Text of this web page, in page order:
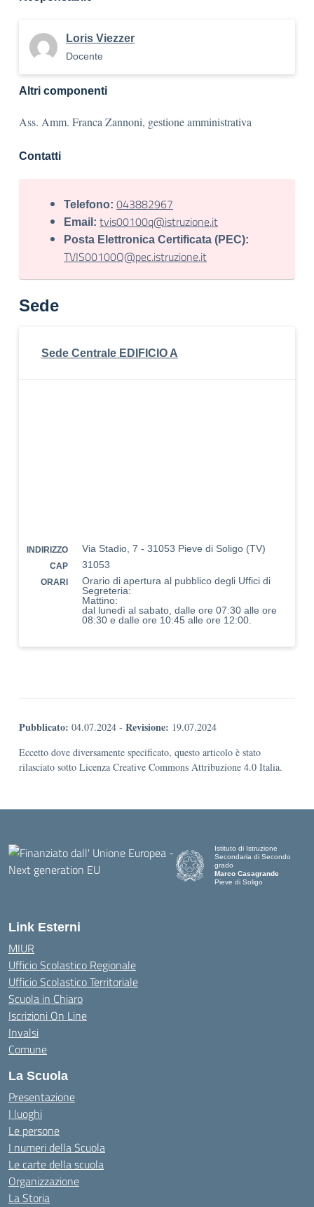
Loris Viezzer
Docente
Altri componenti
Ass. Amm. Franca Zannoni, gestione amministrativa
Contatti
Telefono: 043882967
Email: tvis00100q@istruzione.it
Posta Elettronica Certificata (PEC):
TVIS00100Q@pec.istruzione.it
Sede
Sede Centrale EDIFICIO A
INDIRIZZO Via Stadio, 7 - 31053 Pieve di Soligo (TV)
CAP 31053
ORARI
Orario di apertura al pubblico degli Uffici di
Segreteria:
Mattino:
dal lunedì al sabato, dalle ore 07:30 alle ore
08:30 e dalle ore 10:45 alle ore 12:00.
Pubblicato: 04.07.2024 - Revisione: 19.07.2024
Eccetto dove diversamente specificato, questo articolo è stato
rilasciato sotto Licenza Creative Commons Attribuzione 4.0 Italia.
Istituto di Istruzione
Secondaria di Secondo
grado
Marco Casagrande
Pieve di Soligo
Link Esterni
MIUR
Ufficio Scolastico Regionale
Ufficio Scolastico Territoriale
Scuola in Chiaro
Iscrizioni On Line
Invalsi
Comune
La Scuola
Presentazione
I luoghi
Le persone
I numeri della Scuola
Le carte della scuola
Organizzazione
La Storia